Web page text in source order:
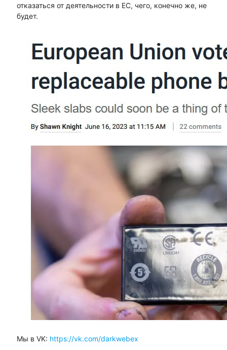
отказаться от деятельности в ЕС, чего, конечно же, не
будет.
Мы в VK: https://vk.com/darkwebex